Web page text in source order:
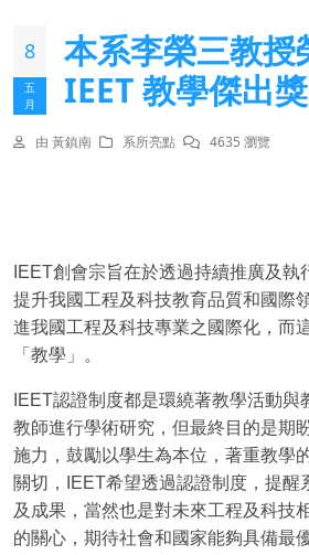
8
五
月
本系李榮三教授
IEET 教學傑出獎
由 黃鎮南 系所亮點 4635 瀏覽
IEET創會宗旨在於透過持續推廣及執
提升我國工程及科技教育品質和國際
進我國工程及科技專業之國際化，而
「教學」。
IEET認證制度都是環繞著教學活動與
教師進行學術研究，但最終目的是期
施力，鼓勵以學生為本位，著重教學
關切，IEET希望透過認證制度，提醒
及成果，當然也是對未來工程及科技
的關心，期待社會和國家能夠具備最